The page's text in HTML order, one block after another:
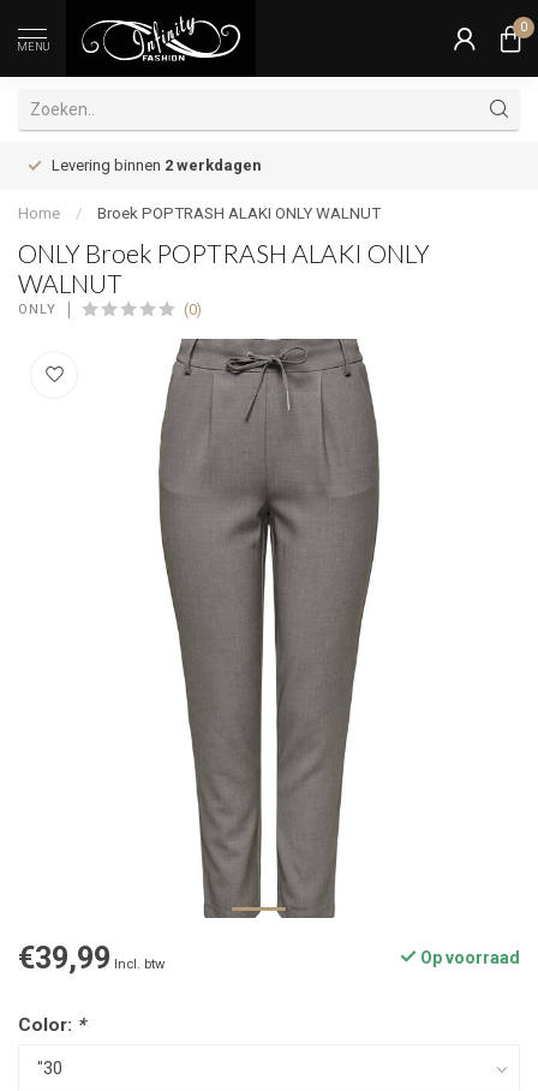
MENU
0
Levering binnen 2 werkdagen
Home / Broek POPTRASH ALAKI ONLY WALNUT
ONLY Broek POPTRASH ALAKI ONLY
WALNUT
ONLY (0)
€39,99 Incl. btw Op voorraad
Color: *